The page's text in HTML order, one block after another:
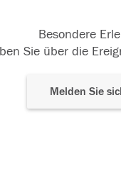
Besondere
Sie über die
Melden Sie